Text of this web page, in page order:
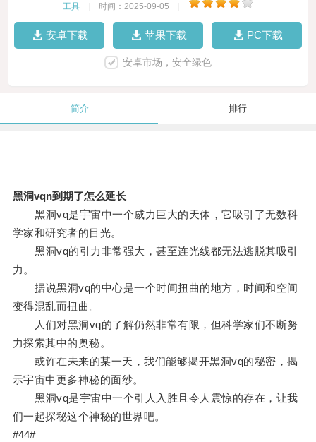
工具 时间：2025-09-05
安卓下载 苹果下载 PC下载
安卓市场，安全绿色
简介 排行
黑洞vqn到期了怎么延长
黑洞vq是宇宙中一个威力巨大的天体，它吸引了无数科
学家和研究者的目光。
黑洞vq的引力非常强大，甚至连光线都无法逃脱其吸引
力。
据说黑洞vq的中心是一个时间扭曲的地方，时间和空间
变得混乱而扭曲。
人们对黑洞vq的了解仍然非常有限，但科学家们不断努
力探索其中的奥秘。
或许在未来的某一天，我们能够揭开黑洞vq的秘密，揭
示宇宙中更多神秘的面纱。
黑洞vq是宇宙中一个引人入胜且令人震惊的存在，让我
们一起探秘这个神秘的世界吧。
#44#